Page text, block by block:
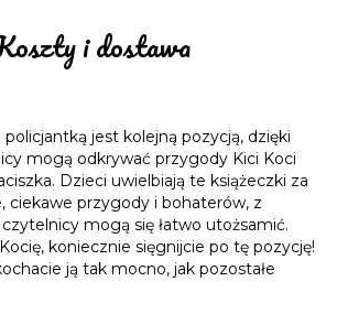
i dostawa
policjantką jest kolejną pozycją, dzięki
mogą odkrywać przygody Kici Koci
Dzieci uwielbiają te książeczki za
ciekawe przygody i bohaterów, z
mogą się łatwo utożsamić.
koniecznie sięgnijcie po tę pozycję!
ją tak mocno, jak pozostałe